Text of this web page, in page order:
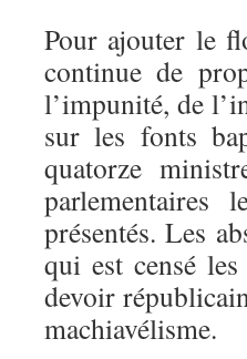
Pour ajouter le
continue de
l’impunité, de
sur les fonts
quatorze
présentés. Les
qui est censé
devoir
machiavélisme.